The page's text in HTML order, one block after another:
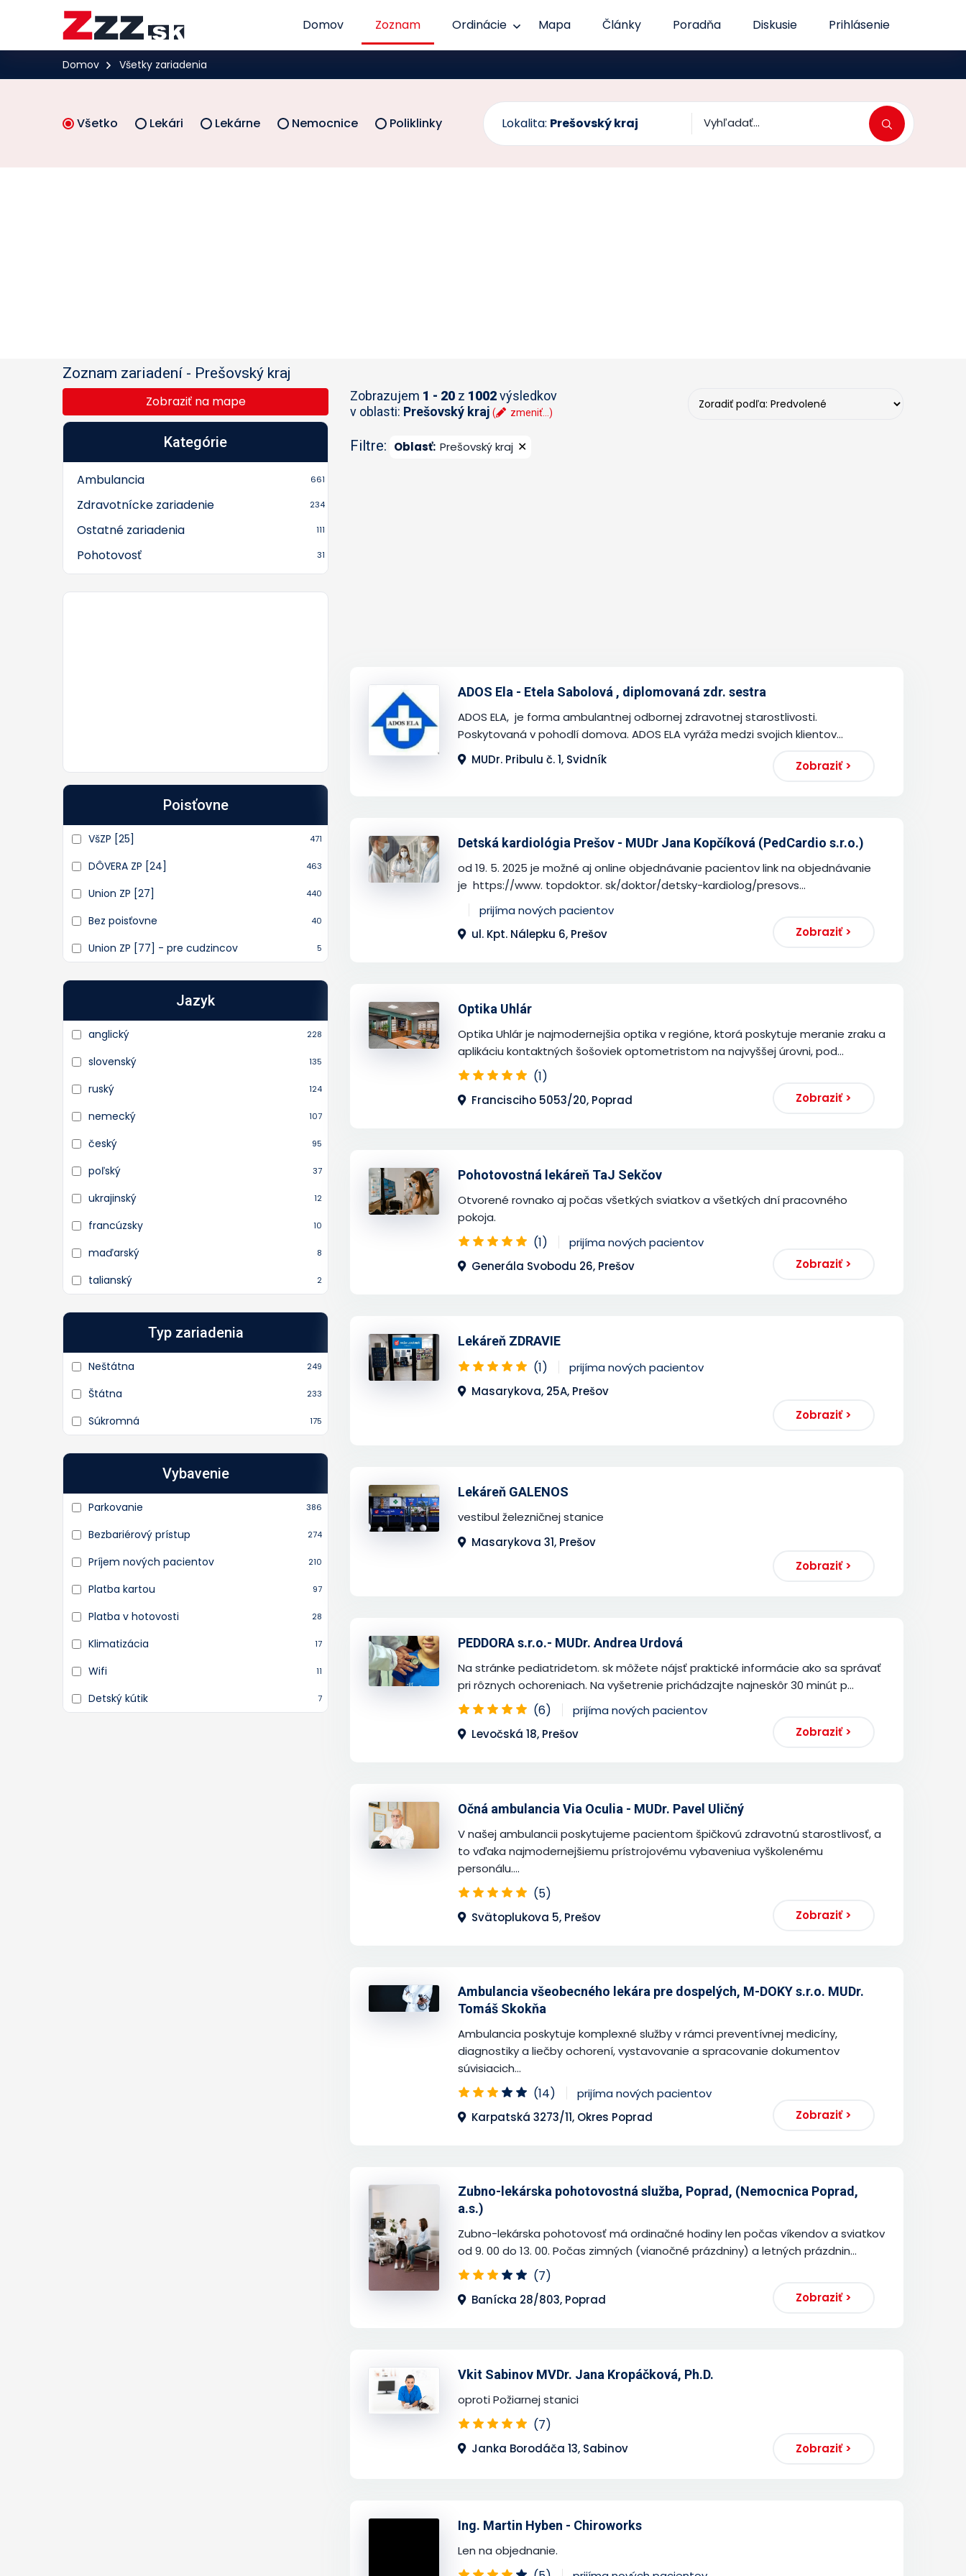
Domov Zoznam Ordinácie Mapa Články Poradňa Diskusie Prihlásenie
Domov Všetky zariadenia
Všetko Lekári Lekárne Nemocnice Poliklinky Lokalita: Prešovský kraj
Zoznam zariadení - Prešovský kraj
Zobraziť na mape
Kategórie
Ambulancia 661
Zdravotnícke zariadenie 234
Ostatné zariadenia 111
Pohotovosť 31
Poisťovne
VšZP [25] 471
DÔVERA ZP [24] 463
Union ZP [27] 440
Bez poisťovne 40
Union ZP [77] - pre cudzincov 5
Jazyk
anglický 228
slovenský 135
ruský 124
nemecký 107
český 95
poľský 37
ukrajinský 12
francúzsky 10
maďarský 8
talianský 2
Typ zariadenia
Neštátna 249
Štátna 233
Súkromná 175
Vybavenie
Parkovanie 386
Bezbariérový prístup 274
Príjem nových pacientov 210
Platba kartou 97
Platba v hotovosti 28
Klimatizácia 17
Wifi 11
Detský kútik 7
Zobrazujem 1 - 20 z 1002výsledkov
v oblasti: Prešovský kraj ( zmeniť...)
Filtre: Oblasť: Prešovský kraj ✕
ADOS Ela - Etela Sabolová , diplomovaná zdr. sestra
ADOS ELA, je forma ambulantnej odbornej zdravotnej starostlivosti.
Poskytovaná v pohodlí domova. ADOS ELA vyráža medzi svojich klientov...
MUDr. Pribulu č. 1, Svidník
Zobraziť >
Detská kardiológia Prešov - MUDr Jana Kopčíková (PedCardio s.r.o.)
od 19. 5. 2025 je možné aj online objednávanie pacientov link na objednávanie
je https://www. topdoktor. sk/doktor/detsky-kardiolog/presovs...
prijíma nových pacientov
ul. Kpt. Nálepku 6, Prešov
Zobraziť >
Optika Uhlár
Optika Uhlár je najmodernejšia optika v regióne, ktorá poskytuje meranie zraku a
aplikáciu kontaktných šošoviek optometristom na najvyššej úrovni, pod...
(1)
Francisciho 5053/20, Poprad Zobraziť >
Pohotovostná lekáreň TaJ Sekčov
Otvorené rovnako aj počas všetkých sviatkov a všetkých dní pracovného
pokoja.
(1)
prijíma nových pacientov
Generála Svobodu 26, Prešov
Zobraziť >
Lekáreň ZDRAVIE
(1)
prijíma nových pacientov
Masarykova, 25A, Prešov
Zobraziť >
Lekáreň GALENOS
vestibul železničnej stanice
Masarykova 31, Prešov
Zobraziť >
PEDDORA s.r.o.- MUDr. Andrea Urdová
Na stránke pediatridetom. sk môžete nájsť praktické informácie ako sa správať
pri rôznych ochoreniach. Na vyšetrenie prichádzajte najneskôr 30 minút p...
(6)
prijíma nových pacientov
Levočská 18, Prešov
Zobraziť >
Očná ambulancia Via Oculia - MUDr. Pavel Uličný
V našej ambulancii poskytujeme pacientom špičkovú zdravotnú starostlivosť, a
to vďaka najmodernejšiemu prístrojovému vybaveniua vyškolenému
personálu....
(5)
Svätoplukova 5, Prešov Zobraziť >
Ambulancia všeobecného lekára pre dospelých, M-DOKY s.r.o. MUDr.
Tomáš Skokňa
Ambulancia poskytuje komplexné služby v rámci preventívnej medicíny,
diagnostiky a liečby ochorení, vystavovanie a spracovanie dokumentov
súvisiacich...
(14)
prijíma nových pacientov
Karpatská 3273/11, Okres Poprad
Zobraziť >
Zubno-lekárska pohotovostná služba, Poprad, (Nemocnica Poprad,
a.s.)
Zubno-lekárska pohotovosť má ordinačné hodiny len počas víkendov a sviatkov
od 9. 00 do 13. 00. Počas zimných (vianočné prázdniny) a letných prázdnin...
(7)
Banícka 28/803, Poprad Zobraziť >
Vkit Sabinov MVDr. Jana Kropáčková, Ph.D.
oproti Požiarnej stanici
(7)
Janka Borodáča 13, Sabinov Zobraziť >
Ing. Martin Hyben - Chiroworks
Len na objednanie.